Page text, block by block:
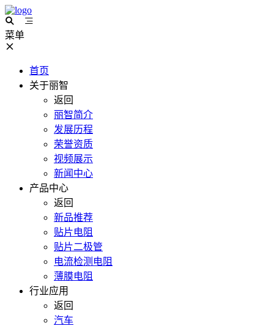
菜单
首页
关于丽智
返回
丽智简介
发展历程
荣誉资质
视频展示
新闻中心
产品中心
返回
新品推荐
贴片电阻
贴片二极管
电流检测电阻
薄膜电阻
行业应用
返回
汽车